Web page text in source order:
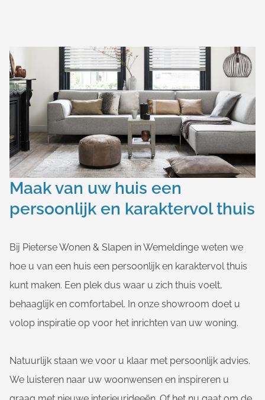
Maak van uw huis een
persoonlijk en karaktervol thuis
Bij Pieterse Wonen & Slapen in Wemeldinge weten we
hoe u van een huis een persoonlijk en karaktervol thuis
kunt maken. Een plek dus waar u zich thuis voelt,
behaaglijk en comfortabel. In onze showroom doet u
volop inspiratie op voor het inrichten van uw woning.
Natuurlijk staan we voor u klaar met persoonlijk advies.
We luisteren naar uw woonwensen en inspireren u